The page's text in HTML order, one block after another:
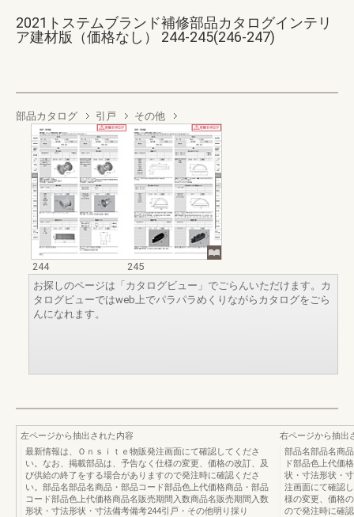
2021トステムブランド補修部品カタログインテリ
ア建材版（価格なし） 244-245(246-247)
部品カタログ 引戸 その他
244
245
お探しのページは「カタログビュー」でごらんいただけます。カ
タログビューではweb上でパラパラめくりながらカタログをごら
んになれます。
左ページから抽出された内容
最新情報は、Ｏｎｓｉｔｅ物販発注画面にて確認してくださ
い。なお、掲載部品は、予告なく仕様の変更、価格の改訂、及
び供給の終了をする場合がありますので発注時に確認くださ
い。部品名部品名商品・部品コード部品色上代価格商品・部品
コード部品色上代価格商品名販売期間入数商品名販売期間入数
形状・寸法形状・寸法備考備考244引戸・その他明り採り
右ページから抽出
部品名部品名商
ド部品色上代価
状・寸法形状・
注画面にて確認
様の変更、価格
ので発注時に確